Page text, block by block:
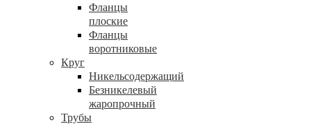
Фланцы
плоские
Фланцы
воротниковые
Круг
Никельсодержащий
Безникелевый
жаропрочный
Трубы